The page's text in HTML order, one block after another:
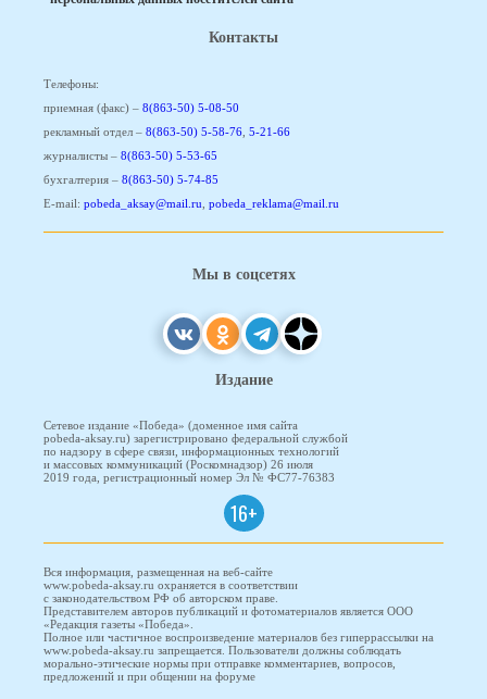
Контакты
Телефоны:
приемная (факс) – 8(863-50) 5-08-50
рекламный отдел – 8(863-50) 5-58-76 5-21-66
журналисты – 8(863-50) 5-53-65
бухгалтерия – 8(863-50) 5-74-85
E-mail: pobeda_aksay@mail.ru pobeda_reklama@mail.ru
Мы в соцсетях
Издание
Сетевое издание «Победа» (доменное имя сайта
pobeda-aksay.ru) зарегистрировано федеральной службой
по надзору в сфере связи, информационных технологий
и массовых коммуникаций (Роскомнадзор) 26 июля
2019 года, регистрационный номер Эл № ФС77-76383
16+
Вся информация, размещенная на веб-сайте
www.pobeda-aksay.ru охраняется в соответствии
с законодательством РФ об авторском праве.
Представителем авторов публикаций и фотоматериалов является ООО
«Редакция газеты «Победа».
Полное или частичное воспроизведение материалов без гиперрассылки на
www.pobeda-aksay.ru запрещается. Пользователи должны соблюдать
морально-этические нормы при отправке комментариев, вопросов,
предложений и при общении на форуме